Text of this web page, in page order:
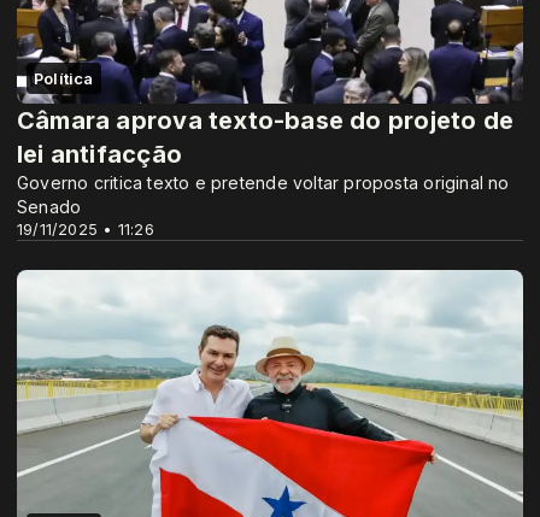
Política
19/11/2025 • 11:26
Câmara aprova texto-base do projeto de
lei antifacção
Governo critica texto e pretende voltar proposta original no
Senado